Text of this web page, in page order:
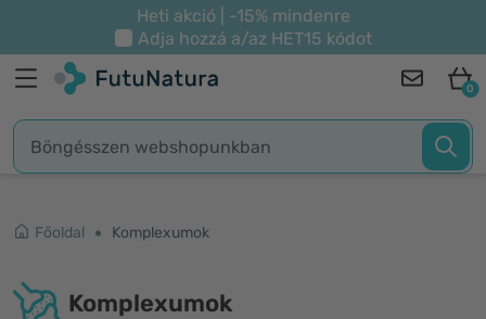
Heti akció | -15% mindenre
Adja hozzá a/az HET15 kódot
0
Főoldal Komplexumok
Komplexumok